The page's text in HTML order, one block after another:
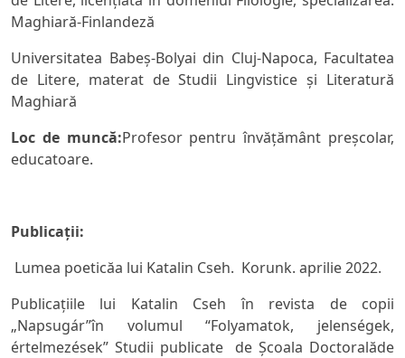
Maghiară-Finlandeză
Universitatea Babeş-Bolyai din Cluj-Napoca, Facultatea
de Litere, materat de Studii Lingvistice şi Literatură
Maghiară
Loc de muncă:Profesor pentru învăţământ preşcolar,
educatoare.
Publicații:
Lumea poeticăa lui Katalin Cseh. Korunk. aprilie 2022.
Publicaţiile lui Katalin Cseh în revista de copii
„Napsugár”în volumul “Folyamatok, jelenségek,
értelmezések” Studii publicate de Şcoala Doctoralăde